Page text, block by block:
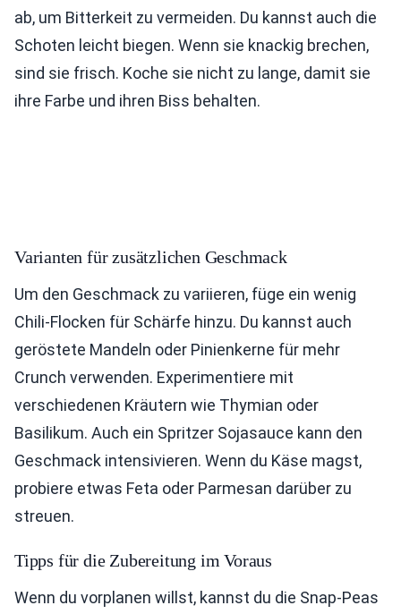
ab, um Bitterkeit zu vermeiden. Du kannst auch die
Schoten leicht biegen. Wenn sie knackig brechen,
sind sie frisch. Koche sie nicht zu lange, damit sie
ihre Farbe und ihren Biss behalten.
Varianten für zusätzlichen Geschmack
Um den Geschmack zu variieren, füge ein wenig
Chili-Flocken für Schärfe hinzu. Du kannst auch
geröstete Mandeln oder Pinienkerne für mehr
Crunch verwenden. Experimentiere mit
verschiedenen Kräutern wie Thymian oder
Basilikum. Auch ein Spritzer Sojasauce kann den
Geschmack intensivieren. Wenn du Käse magst,
probiere etwas Feta oder Parmesan darüber zu
streuen.
Tipps für die Zubereitung im Voraus
Wenn du vorplanen willst, kannst du die Snap-Peas